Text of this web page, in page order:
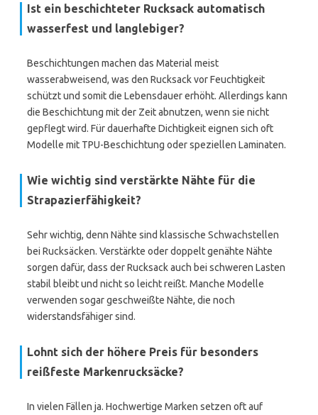
Ist ein beschichteter Rucksack automatisch
wasserfest und langlebiger?
Beschichtungen machen das Material meist
wasserabweisend, was den Rucksack vor Feuchtigkeit
schützt und somit die Lebensdauer erhöht. Allerdings kann
die Beschichtung mit der Zeit abnutzen, wenn sie nicht
gepflegt wird. Für dauerhafte Dichtigkeit eignen sich oft
Modelle mit TPU-Beschichtung oder speziellen Laminaten.
Wie wichtig sind verstärkte Nähte für die
Strapazierfähigkeit?
Sehr wichtig, denn Nähte sind klassische Schwachstellen
bei Rucksäcken. Verstärkte oder doppelt genähte Nähte
sorgen dafür, dass der Rucksack auch bei schweren Lasten
stabil bleibt und nicht so leicht reißt. Manche Modelle
verwenden sogar geschweißte Nähte, die noch
widerstandsfähiger sind.
Lohnt sich der höhere Preis für besonders
reißfeste Markenrucksäcke?
In vielen Fällen ja. Hochwertige Marken setzen oft auf